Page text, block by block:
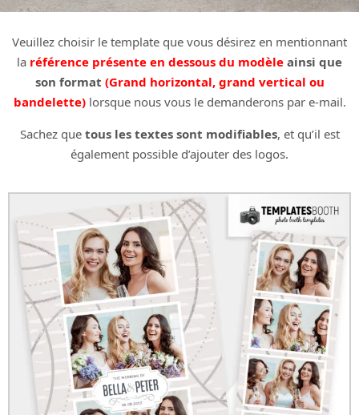
Veuillez choisir le template que vous désirez en mentionnant
la référence présente en dessous du modèle ainsi que
son format (Grand horizontal, grand vertical ou
bandelette) lorsque nous vous le demanderons par e-mail.
Sachez que tous les textes sont modifiables, et qu’il est
également possible d’ajouter des logos.